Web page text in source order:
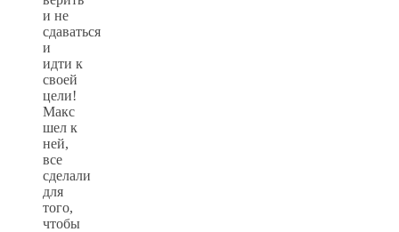
и не
сдаваться
и
идти к
своей
цели!
Макс
шел к
ней,
все
сделали
для
того,
чтобы